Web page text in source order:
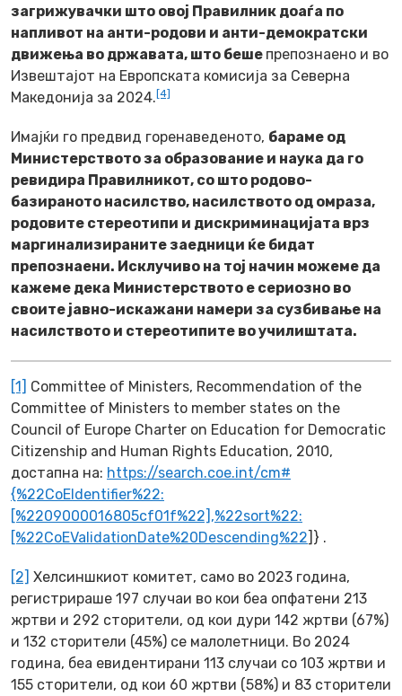
загрижувачки што овој Правилник доаѓа по
напливот на анти-родови и анти-демократски
движења во државата, што беше препознаено и во
Извештајот на Европската комисија за Северна
Македонија за 2024. [4]
Имајќи го предвид горенаведеното, бараме од
Министерството за образование и наука да го
ревидира Правилникот, со што родово-
базираното насилство, насилството од омраза,
родовите стереотипи и дискриминацијата врз
маргинализираните заедници ќе бидат
препознаени. Исклучиво на тој начин можеме да
кажеме дека Министерството е сериозно во
своите јавно-искажани намери за сузбивање на
насилството и стереотипите во училиштата.
[1] Committee of Ministers, Recommendation of the
Committee of Ministers to member states on the
Council of Europe Charter on Education for Democratic
Citizenship and Human Rights Education, 2010,
достапна на: https://search.coe.int/cm#
{%22CoEIdentifier%22:
[%2209000016805cf01f%22],%22sort%22:
[%22CoEValidationDate%20Descending%22]} .
[2] Хелсиншкиот комитет, само во 2023 година,
регистрираше 197 случаи во кои беа опфатени 213
жртви и 292 сторители, од кои дури 142 жртви (67%)
и 132 сторители (45%) се малолетници. Во 2024
година, беа евидентирани 113 случаи со 103 жртви и
155 сторители, од кои 60 жртви (58%) и 83 сторители